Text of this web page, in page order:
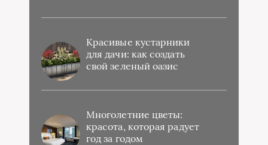
Красивые кустарники
для дачи: как создать
свой зеленый оазис
Многолетние цветы:
красота, которая радует
год за годом